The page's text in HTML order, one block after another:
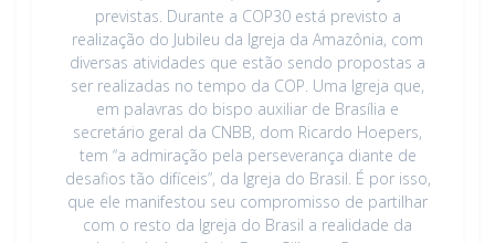
previstas. Durante a COP30 está previsto a
realização do Jubileu da Igreja da Amazônia, com
diversas atividades que estão sendo propostas a
ser realizadas no tempo da COP. Uma Igreja que,
em palavras do bispo auxiliar de Brasília e
secretário geral da CNBB, dom Ricardo Hoepers,
tem “a admiração pela perseverança diante de
desafios tão difíceis”, da Igreja do Brasil. É por isso,
que ele manifestou seu compromisso de partilhar
com o resto da Igreja do Brasil a realidade da